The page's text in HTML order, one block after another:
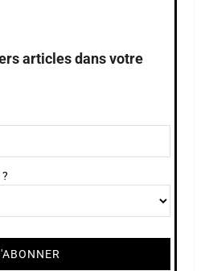
articles dans votre